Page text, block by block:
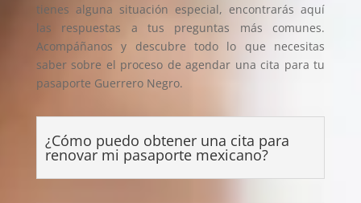
tienes alguna situación especial, encontrarás aquí
las respuestas a tus preguntas más comunes.
Acompáñanos y descubre todo lo que necesitas
saber sobre el proceso de agendar una cita para tu
pasaporte Guerrero Negro.
¿Cómo puedo obtener una cita para
renovar mi pasaporte mexicano?